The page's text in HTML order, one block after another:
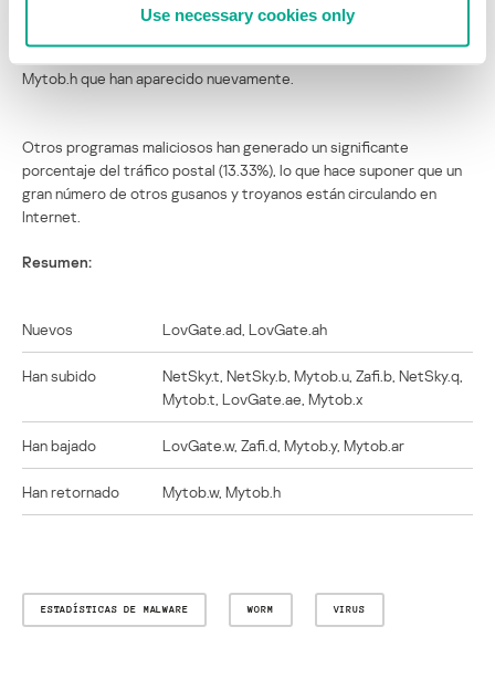
Use necessary cookies only
Mytob.h que han aparecido nuevamente.
Otros programas maliciosos han generado un significante
porcentaje del tráfico postal (13.33%), lo que hace suponer que un
gran número de otros gusanos y troyanos están circulando en
Internet.
Resumen:
Nuevos LovGate.ad, LovGate.ah
Han subido
NetSky.t, NetSky.b, Mytob.u, Zafi.b, NetSky.q,
Mytob.t, LovGate.ae, Mytob.x
Han bajado LovGate.w, Zafi.d, Mytob.y, Mytob.ar
Han retornado Mytob.w, Mytob.h
ESTADÍSTICAS DE MALWARE WORM VIRUS